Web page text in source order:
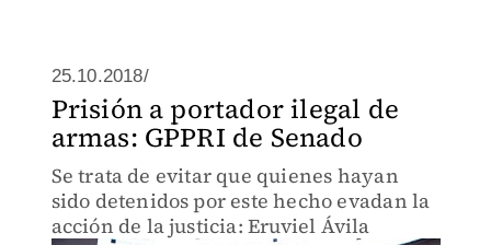
25.10.2018/
Prisión a portador ilegal de
armas: GPPRI de Senado
Se trata de evitar que quienes hayan
sido detenidos por este hecho evadan la
acción de la justicia: Eruviel Ávila